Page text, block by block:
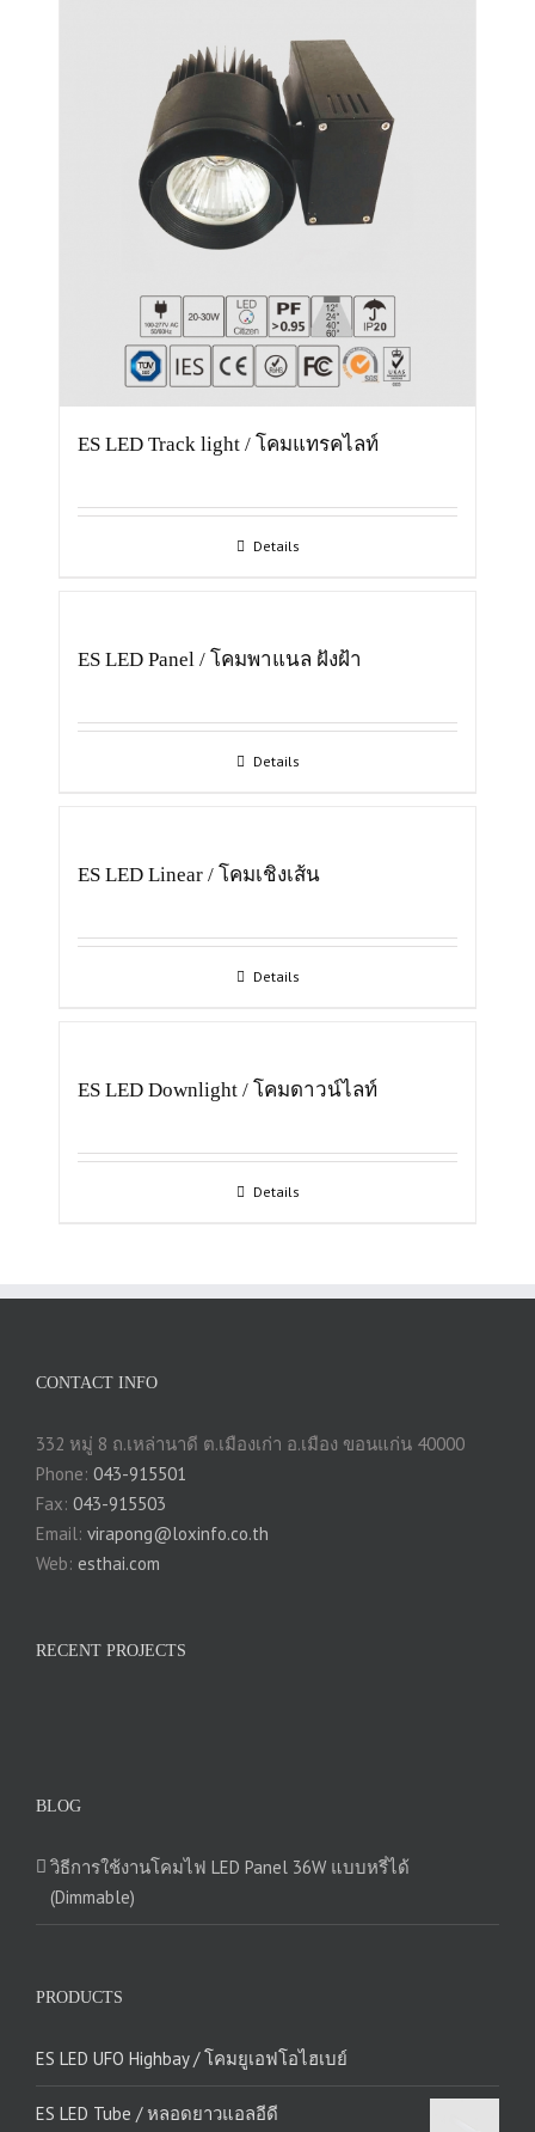
ES LED Track light / โคมแทรคไลท์
Details
ES LED Panel / โคมพาแนล ฝังฝ้า
Details
ES LED Linear / โคมเชิงเส้น
Details
ES LED Downlight / โคมดาวน์ไลท์
Details
CONTACT INFO
332 หมู่ 8 ถ.เหล่านาดี ต.เมืองเก่า อ.เมือง ขอนแก่น 40000
Phone: 043-915501
Fax: 043-915503
Email: virapong@loxinfo.co.th
Web: esthai.com
RECENT PROJECTS
BLOG
วิธีการใช้งานโคมไฟ LED Panel 36W แบบหรี่ได้
(Dimmable)
PRODUCTS
ES LED UFO Highbay / โคมยูเอฟโอไฮเบย์
ES LED Tube / หลอดยาวแอลอีดี